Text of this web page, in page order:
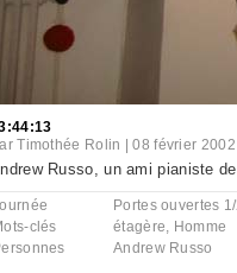
Timothée Rolin |08 février 2002
Russo, un ami pianiste
Portes ouvertes
clés
étagère, Homme
Andrew Russo